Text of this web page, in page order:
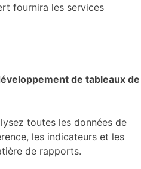
fournira les services
de tableaux de
toutes les données de
les indicateurs et les
de rapports.